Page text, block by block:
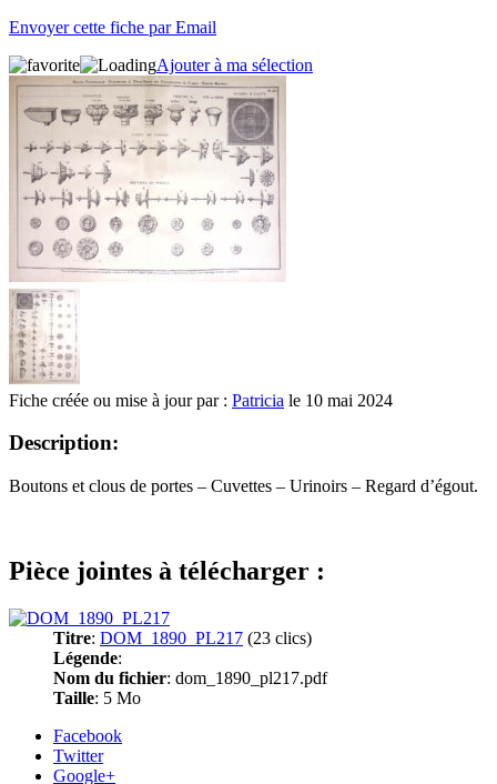
Envoyer cette fiche par Email
Ajouter à ma sélection
Fiche créée ou mise à jour par : Patricia le 10 mai 2024
Description:
Boutons et clous de portes – Cuvettes – Urinoirs – Regard d’égout.
Pièce jointes à télécharger :
Titre: DOM_1890_PL217 (23 clics)
Légende:
Nom du fichier: dom_1890_pl217.pdf
Taille: 5 Mo
Facebook
Twitter
Google+